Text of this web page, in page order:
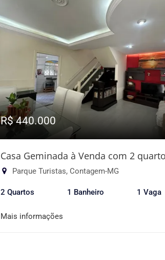
R$ 440.000
Casa Geminada à Venda com 2
Parque Turistas, Contagem-MG
2 Quartos 1 Banheiro 1 Vaga
Mais informações